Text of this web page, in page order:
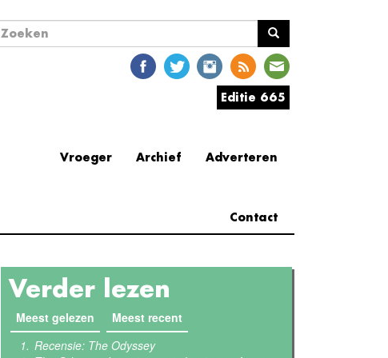
Zoekveld
Editie 665
Adverteren
Archief
Vroeger
Contact
Verder lezen
Meest gelezen (actieve tabblad)
Meest recent
Recensie: The Odyssey